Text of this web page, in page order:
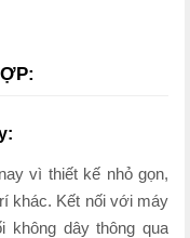
vì thiết kế nhỏ gọn,
khác. Kết nối với máy
không dây thông qua